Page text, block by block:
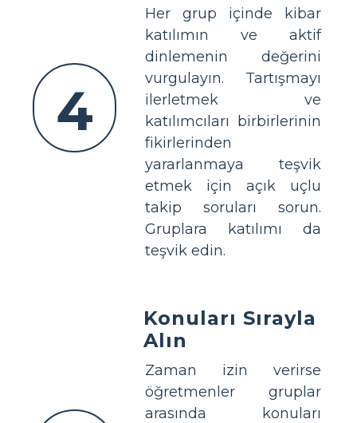
4
Her grup içinde kibar
katılımın ve aktif
dinlemenin değerini
vurgulayın. Tartışmayı
ilerletmek ve
katılımcıları birbirlerinin
fikirlerinden
yararlanmaya teşvik
etmek için açık uçlu
takip soruları sorun.
Gruplara katılımı da
teşvik edin.
Konuları Sırayla
Alın
Zaman izin verirse
öğretmenler gruplar
arasında konuları